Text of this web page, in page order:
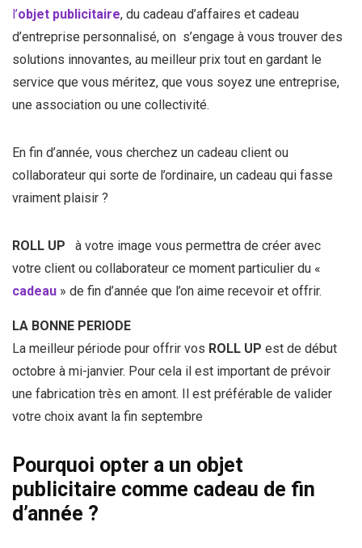
l’objet publicitaire, du cadeau d’affaires et cadeau
d’entreprise personnalisé, on s’engage à vous trouver des
solutions innovantes, au meilleur prix tout en gardant le
service que vous méritez, que vous soyez une entreprise,
une association ou une collectivité.
En fin d’année, vous cherchez un cadeau client ou
collaborateur qui sorte de l’ordinaire, un cadeau qui fasse
vraiment plaisir ?
ROLL UP
à votre image vous permettra de créer avec
votre client ou collaborateur ce moment particulier du «
cadeau » de fin d’année que l’on aime recevoir et offrir.
LA BONNE PERIODE
La meilleur période pour offrir vos ROLL UP est de début
octobre à mi-janvier. Pour cela il est important de prévoir
une fabrication très en amont. Il est préférable de valider
votre choix avant la fin septembre
Pourquoi opter a un objet
publicitaire comme cadeau de fin
d’année ?